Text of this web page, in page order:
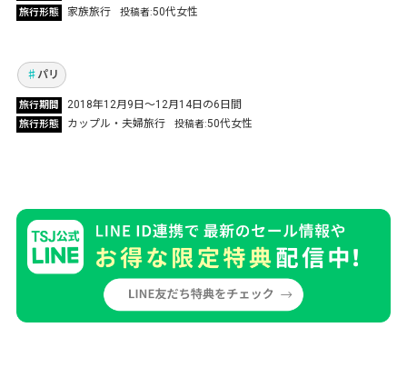
旅行形態 家族旅行 投稿者 50代女性
Vol.179
恒例の年1回夫婦で海外旅行 クリスマスシーズ
パリ
旅行期間 2018年12月9日～12月14日の6日間
旅行形態 カップル・夫婦旅行 投稿者 50代女性